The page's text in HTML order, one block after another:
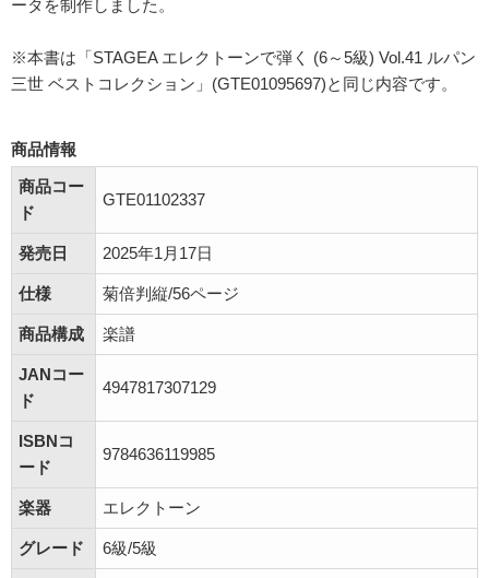
ータを制作しました。
※本書は「STAGEA エレクトーンで弾く (6～5級) Vol.41 ルパン
三世 ベストコレクション」(GTE01095697)と同じ内容です。
商品情報
商品コー
ド
GTE01102337
発売日 2025年1月17日
仕様 菊倍判縦/56ページ
商品構成 楽譜
JANコー
ド
4947817307129
ISBNコ
ード
9784636119985
楽器 エレクトーン
グレード 6級/5級